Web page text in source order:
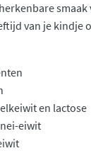
van je kindje
en lactose
eiwit